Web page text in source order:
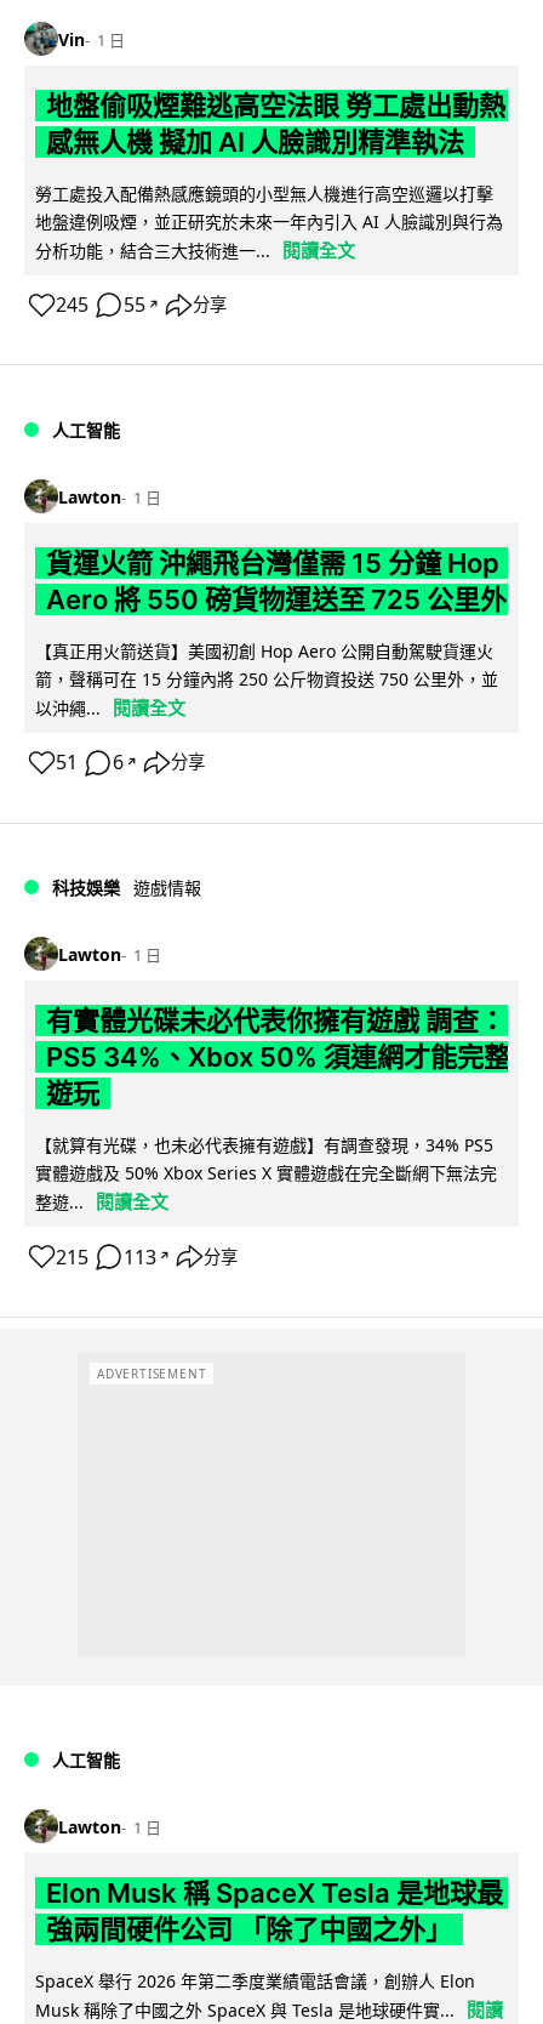
Vin 1 日
地盤偷吸煙難逃高空法眼 勞工處出動熱
感無人機 擬加 AI 人臉識別精準執法
勞工處投入配備熱感應鏡頭的小型無人機進行高空巡邏以打擊
地盤違例吸煙，並正研究於未來一年內引入 AI 人臉識別與行為
分析功能，結合三大技術進一...
閱讀全文
245 55 ↗ 分享
人工智能
Lawton 1 日
貨運火箭 沖繩飛台灣僅需 15 分鐘 Hop
Aero 將 550 磅貨物運送至 725 公里外
【真正用火箭送貨】美國初創 Hop Aero 公開自動駕駛貨運火
箭，聲稱可在 15 分鐘內將 250 公斤物資投送 750 公里外，並
以沖繩...
閱讀全文
51 6 ↗ 分享
科技娛樂 遊戲情報
Lawton 1 日
有實體光碟未必代表你擁有遊戲 調查：
PS5 34%、Xbox 50% 須連網才能完整
遊玩
【就算有光碟，也未必代表擁有遊戲】有調查發現，34% PS5
實體遊戲及 50% Xbox Series X 實體遊戲在完全斷網下無法完
整遊...
閱讀全文
215 113 ↗ 分享
ADVERTISEMENT
人工智能
Lawton 1 日
Elon Musk 稱 SpaceX Tesla 是地球最
強兩間硬件公司 「除了中國之外」
SpaceX 舉行 2026 年第二季度業績電話會議，創辦人 Elon
Musk 稱除了中國之外 SpaceX 與 Tesla 是地球硬件實...
閱讀